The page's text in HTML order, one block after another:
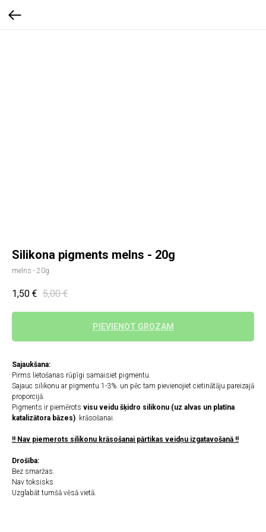
Silikona pigments melns - 20g
melns - 20g
1,50 € 5,00 €
PIEVIENOT GROZAM
Sajaukšana:
Pirms lietošanas rūpīgi samaisiet pigmentu.
Sajauc silikonu ar pigmentu 1-3%. un pēc tam pievienojiet cietinātāju pareizajā
proporcijā.
Pigments ir piemērots visu veidu šķidro silikonu (uz alvas un platīna
katalizātora bāzes) krāsošanai.
!! Nav piemerots silikonu krāsošanai pārtikas veidņu izgatavošanā !!
Drošība:
Bez smaržas.
Nav toksisks.
Uzglabāt tumšā vēsā vietā.